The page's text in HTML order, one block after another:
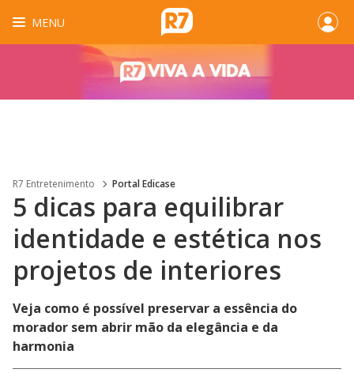
MENU
R7 Entretenimento Portal Edicase
5 dicas para equilibrar
identidade e estética nos
projetos de interiores
Veja como é possível preservar a essência do
morador sem abrir mão da elegância e da
harmonia